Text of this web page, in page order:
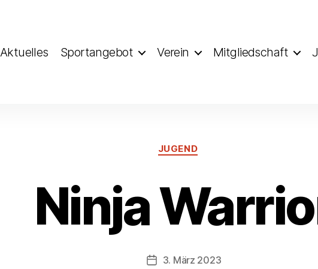
Aktuelles
Sportangebot Verein Mitgliedschaft
Kategorien
JUGEND
Ninja
Veröffentlichungsdatum
3. März 2023